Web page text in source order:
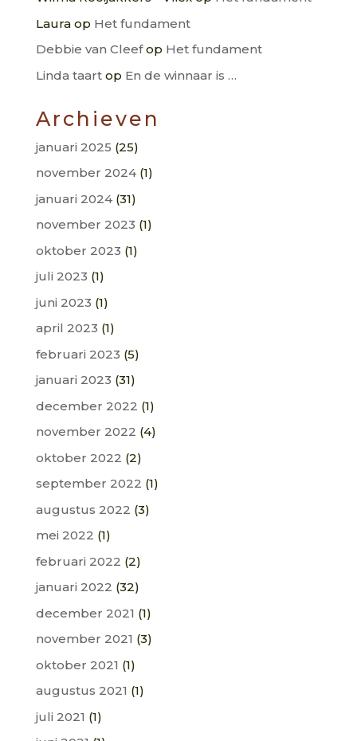
Lauraop Het fundament
Debbie van Cleefop Het fundament
Linda taartop En de winnaar is …
Archieven
januari 2025 (25)
november 2024(1)
januari 2024(31)
november 2023 (1)
oktober 2023 (1)
juli 2023 (1)
juni 2023 (1)
april 2023 (1)
februari 2023 (5)
januari 2023 (31)
december 2022 (1)
november 2022 (4)
oktober 2022 (2)
september 2022 (1)
augustus 2022 (3)
mei 2022 (1)
februari 2022 (2)
januari 2022 (32)
december 2021 (1)
november 2021 (3)
oktober 2021 (1)
augustus 2021 (1)
juli 2021 (1)